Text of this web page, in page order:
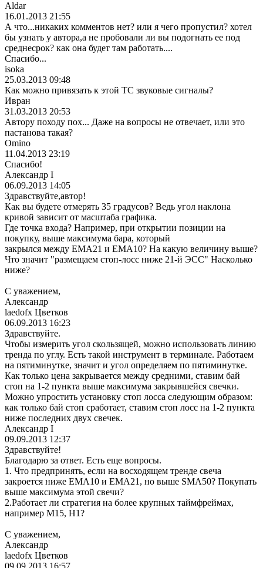
Aldar
16.01.2013 21:55
А что...никаких комментов нет? или я чего пропустил? хотел
бы узнать у автора,а не пробовали ли вы подогнать ее под
среднесрок? как она будет там работать....
Спасибо...
isoka
25.03.2013 09:48
Как можно привязать к этой ТС звуковые сигналы?
Ивран
31.03.2013 20:53
Автору походу пох... Даже на вопросы не отвечает, или это
пастанова такая?
Omino
11.04.2013 23:19
Спасибо!
Александр I
06.09.2013 14:05
Здравствуйте,автор!
Как вы будете отмерять 35 градусов? Ведь угол наклона
кривой зависит от масштаба графика.
Где точка входа? Например, при открытии позиции на
покупку, выше максимума бара, который
закрылся между ЕМА21 и ЕМА10? На какую величину выше?
Что значит "размещаем стоп-лосс ниже 21-й ЭСС" Насколько
ниже?
С уважением,
Александр
laedofx Цветков
06.09.2013 16:23
Здравствуйте.
Чтобы измерить угол скользящей, можно использовать линию
тренда по углу. Есть такой инструмент в терминале. Работаем
на пятиминутке, значит и угол определяем по пятиминутке.
Как только цена закрывается между средними, ставим бай
стоп на 1-2 пункта выше максимума закрывшейся свечки.
Можно упростить установку стоп лосса следующим образом:
как только бай стоп сработает, ставим стоп лосс на 1-2 пункта
ниже последних двух свечек.
Александр I
09.09.2013 12:37
Здравствуйте!
Благодарю за ответ. Есть еще вопросы.
1. Что предпринять, если на восходящем тренде свеча
закроется ниже ЕМА10 и ЕМА21, но выше SMA50? Покупать
выше максимума этой свечи?
2.Работает ли стратегия на более крупных таймфреймах,
например М15, Н1?
С уважением,
Александр
laedofx Цветков